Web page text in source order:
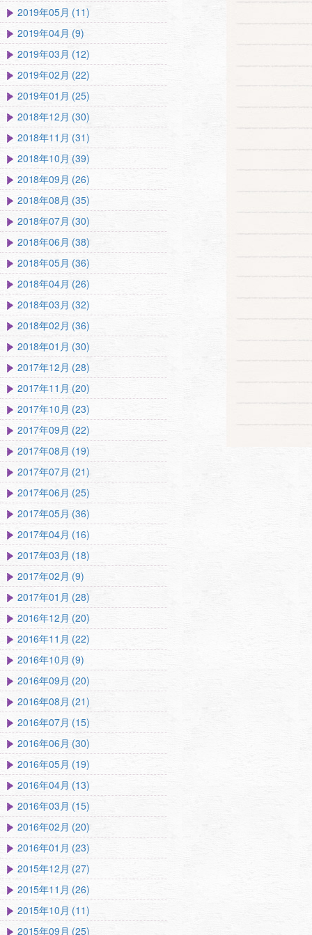
2019年05月 (11)
2019年04月 (9)
2019年03月 (12)
2019年02月 (22)
2019年01月 (25)
2018年12月 (30)
2018年11月 (31)
2018年10月 (39)
2018年09月 (26)
2018年08月 (35)
2018年07月 (30)
2018年06月 (38)
2018年05月 (36)
2018年04月 (26)
2018年03月 (32)
2018年02月 (36)
2018年01月 (30)
2017年12月 (28)
2017年11月 (20)
2017年10月 (23)
2017年09月 (22)
2017年08月 (19)
2017年07月 (21)
2017年06月 (25)
2017年05月 (36)
2017年04月 (16)
2017年03月 (18)
2017年02月 (9)
2017年01月 (28)
2016年12月 (20)
2016年11月 (22)
2016年10月 (9)
2016年09月 (20)
2016年08月 (21)
2016年07月 (15)
2016年06月 (30)
2016年05月 (19)
2016年04月 (13)
2016年03月 (15)
2016年02月 (20)
2016年01月 (23)
2015年12月 (27)
2015年11月 (26)
2015年10月 (11)
2015年09月 (25)